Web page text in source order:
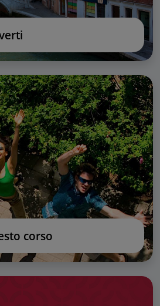
corso